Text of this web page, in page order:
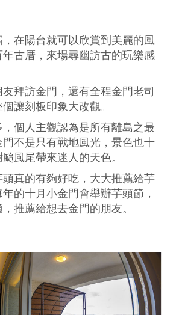
在陽台就可以欣賞到美麗的風
古厝，來場尋幽訪古的玩樂感
拜訪金門，還有全程金門老司
讓刻板印象大改觀。
個人主觀認為是所有離島之最
不是只有戰地風光，景色也十
風尾帶來迷人的天色。
頭真的有夠好吃，大大推薦給芋
的十月小金門會舉辦芋頭節，
推薦給想去金門的朋友。